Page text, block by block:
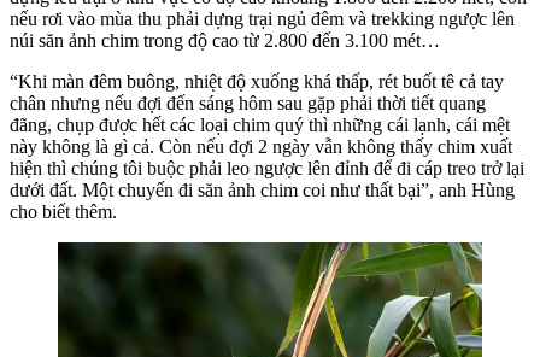
nếu rơi vào mùa thu phải dựng trại ngủ đêm và trekking ngược lên
núi săn ảnh chim trong độ cao từ 2.800 đến 3.100 mét…
“Khi màn đêm buông, nhiệt độ xuống khá thấp, rét buốt tê cả tay
chân nhưng nếu đợi đến sáng hôm sau gặp phải thời tiết quang
đãng, chụp được hết các loại chim quý thì những cái lạnh, cái mệt
này không là gì cả. Còn nếu đợi 2 ngày vẫn không thấy chim xuất
hiện thì chúng tôi buộc phải leo ngược lên đỉnh để đi cáp treo trở lại
dưới đất. Một chuyến đi săn ảnh chim coi như thất bại”, anh Hùng
cho biết thêm.